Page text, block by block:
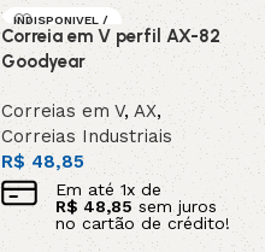
INDISPONIVEL /
SOB ENCOMEN
DA
Correia em V perfil AX-82
Goodyear
Correias em V, AX,
Correias Industriais
R$48,85
Em até 1x de
R$ 48,85sem juros
no cartão de crédito!